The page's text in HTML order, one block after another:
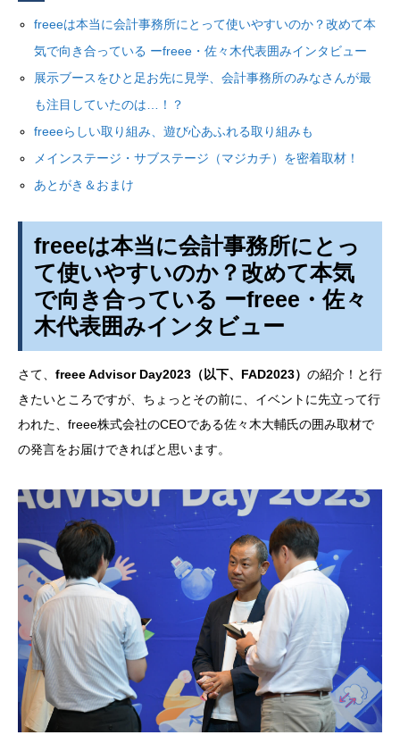
freeeは本当に会計事務所にとって使いやすいのか？改めて本
気で向き合っている ーfreee・佐々木代表囲みインタビュー
展示ブースをひと足お先に見学、会計事務所のみなさんが最
も注目していたのは…！？
freeeらしい取り組み、遊び心あふれる取り組みも
メインステージ・サブステージ（マジカチ）を密着取材！
あとがき＆おまけ
freeeは本当に会計事務所にとっ
て使いやすいのか？改めて本気
で向き合っている ーfreee・佐々
木代表囲みインタビュー
さて、 freee Advisor Day2023（以下、FAD2023） の紹介！と行
きたいところですが、ちょっとその前に、イベントに先立って行
われた、freee株式会社のCEOである佐々木大輔氏の囲み取材で
の発言をお届けできればと思います。